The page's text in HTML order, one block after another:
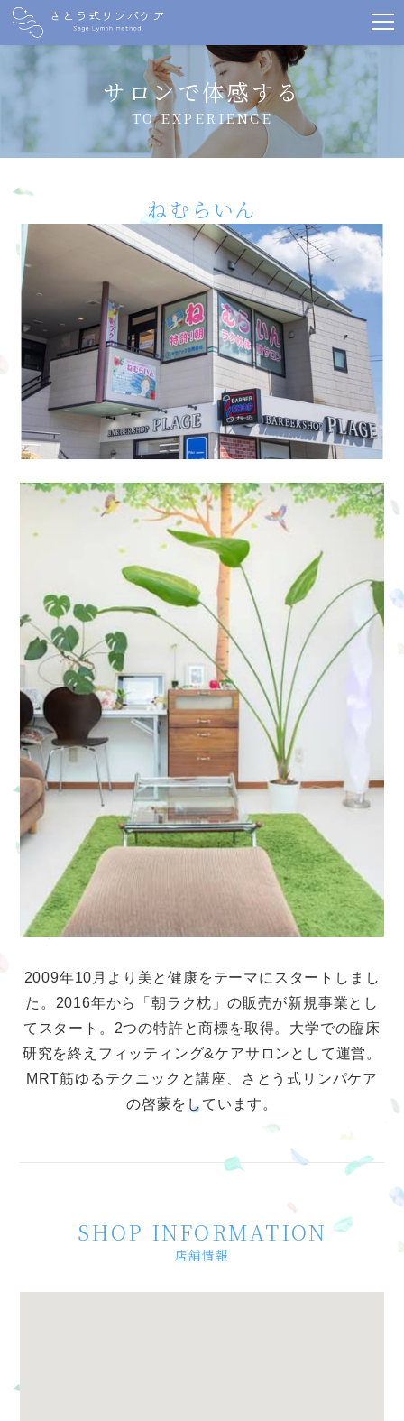
サロンで体感する
TO EXPERIENCE
ねむらいん
2009年10月より美と健康をテーマにスタートしまし
た。2016年から「朝ラク枕」の販売が新規事業とし
てスタート。2つの特許と商標を取得。大学での臨床
研究を終えフィッティング&ケアサロンとして運営。
MRT筋ゆるテクニックと講座、さとう式リンパケア
の啓蒙をしています。
SHOP INFORMATION
店舗情報